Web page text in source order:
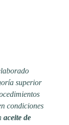
superior
condiciones
aceite de